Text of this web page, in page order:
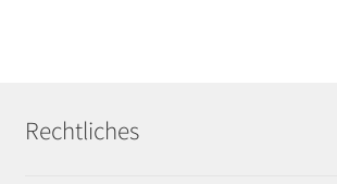
Rechtliches